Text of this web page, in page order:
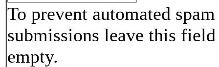
To prevent automated spam
submissions leave this field
empty.